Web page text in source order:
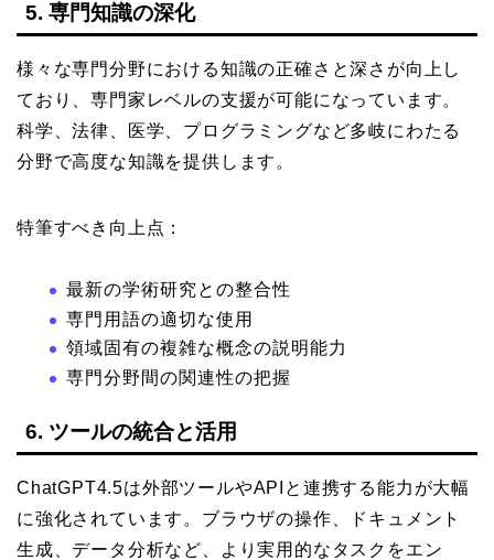
5. 専門知識の深化
様々な専門分野における知識の正確さと深さが向上し
ており、専門家レベルの支援が可能になっています。
科学、法律、医学、プログラミングなど多岐にわたる
分野で高度な知識を提供します。
特筆すべき向上点：
最新の学術研究との整合性
専門用語の適切な使用
領域固有の複雑な概念の説明能力
専門分野間の関連性の把握
6. ツールの統合と活用
ChatGPT4.5は外部ツールやAPIと連携する能力が大幅
に強化されています。ブラウザの操作、ドキュメント
生成、データ分析など、より実用的なタスクをエン